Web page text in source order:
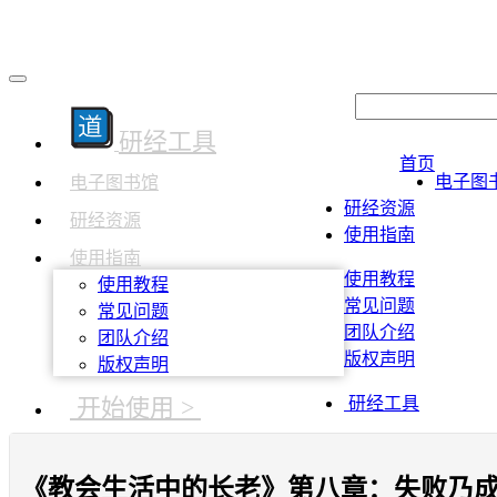
研经工具
电子图书馆
研经资源
使用指南
使用教程
常见问题
团队介绍
版权声明
开始使用 >
首页
电子图
研经资源
使用指南
使用教程
常见问题
团队介绍
版权声明
研经工具
《教会生活中的长老》第八章：失败乃